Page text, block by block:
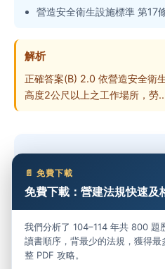
營造安全衛生設施標準 第17
解析
正確答案(B) 2.0 依營造安全衛
高度2公尺以上之工作場所，勞
免費開始
📄 免費下載
免費下載：營建法規快速及
我們分析了 104–114 年共 800 題
讀書順序，背最少的法規，獲得
整 PDF 攻略。